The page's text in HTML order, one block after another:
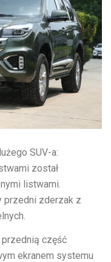
SUV-a:
został
listwami.
przedni zderzak z
część
ekranem systemu